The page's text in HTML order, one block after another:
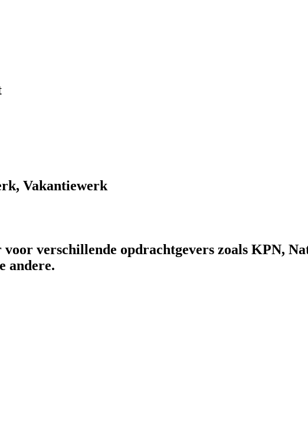
Vakantiewerk
verschillende opdrachtgevers zoals KPN,
andere.